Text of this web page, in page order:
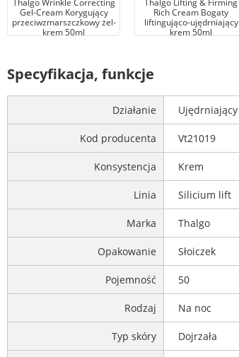
Gel-Cream Korygujący
przeciwzmarszczkowy żel-
krem 50ml
Rich Cream Bogaty
liftingująco-ujędrniający
krem 50ml
Specyfikacja, funkcje
Działanie Ujędrniający
Kod producenta Vt21019
Konsystencja Krem
Linia Silicium lift
Marka Thalgo
Opakowanie Słoiczek
Pojemność 50
Rodzaj Na noc
Typ skóry Dojrzała